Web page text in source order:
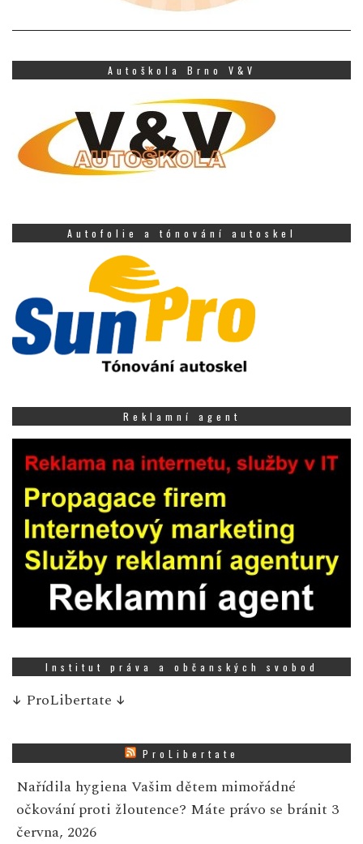
Autoškola Brno V&V
Autofolie a tónování autoskel
Reklamní agent
Institut práva a občanských svobod
↓ ProLibertate ↓
ProLibertate
Nařídila hygiena Vašim dětem mimořádné
očkování proti žloutence? Máte právo se bránit 3
června, 2026